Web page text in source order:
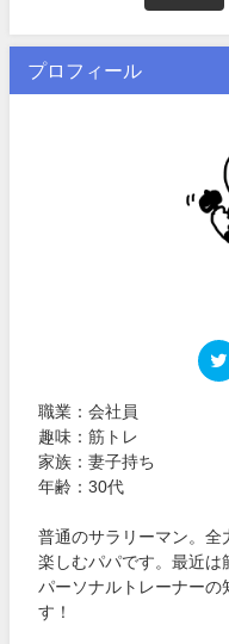
プロフィール
職業：会社員
趣味：筋トレ
家族：妻子持ち
年齢：30代
普通のサラリーマン。全
楽しむパパです。最近は
パーソナルトレーナーの
す！